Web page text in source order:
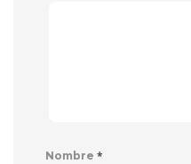
Nombre *